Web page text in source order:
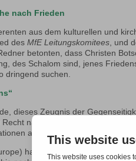
nach Frieden
aus dem kulturellen und
desMfE Leitungskomitees, und
betonten, dass Christen
des Schalom sind, jenes
dringend suchen.
dieses Zeugnis der
nannte – ist zuallererst den
anvertraut. Wenn dieses
hat
MfE eine Ausstellung mit